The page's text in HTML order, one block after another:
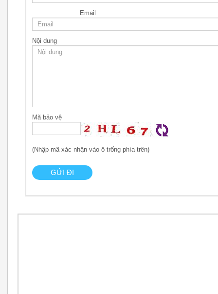
Email
Nội dung
Mã bảo vệ
(Nhập mã xác nhận vào ô trống phía trên)